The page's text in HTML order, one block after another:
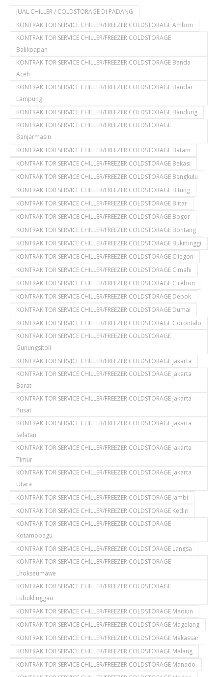
JUAL CHILLER / COLDSTORAGE DI PADANG
KONTRAK TOR SERVICE CHILLER/FREEZER COLDSTORAGE Ambon
KONTRAK TOR SERVICE CHILLER/FREEZER COLDSTORAGE
Balikpapan
KONTRAK TOR SERVICE CHILLER/FREEZER COLDSTORAGE Banda
Aceh
KONTRAK TOR SERVICE CHILLER/FREEZER COLDSTORAGE Bandar
Lampung
KONTRAK TOR SERVICE CHILLER/FREEZER COLDSTORAGE Bandung
KONTRAK TOR SERVICE CHILLER/FREEZER COLDSTORAGE
Banjarmasin
KONTRAK TOR SERVICE CHILLER/FREEZER COLDSTORAGE Batam
KONTRAK TOR SERVICE CHILLER/FREEZER COLDSTORAGE Bekasi
KONTRAK TOR SERVICE CHILLER/FREEZER COLDSTORAGE Bengkulu
KONTRAK TOR SERVICE CHILLER/FREEZER COLDSTORAGE Bitung
KONTRAK TOR SERVICE CHILLER/FREEZER COLDSTORAGE Blitar
KONTRAK TOR SERVICE CHILLER/FREEZER COLDSTORAGE Bogor
KONTRAK TOR SERVICE CHILLER/FREEZER COLDSTORAGE Bontang
KONTRAK TOR SERVICE CHILLER/FREEZER COLDSTORAGE Bukittinggi
KONTRAK TOR SERVICE CHILLER/FREEZER COLDSTORAGE Cilegon
KONTRAK TOR SERVICE CHILLER/FREEZER COLDSTORAGE Cimahi
KONTRAK TOR SERVICE CHILLER/FREEZER COLDSTORAGE Cirebon
KONTRAK TOR SERVICE CHILLER/FREEZER COLDSTORAGE Depok
KONTRAK TOR SERVICE CHILLER/FREEZER COLDSTORAGE Dumai
KONTRAK TOR SERVICE CHILLER/FREEZER COLDSTORAGE Gorontalo
KONTRAK TOR SERVICE CHILLER/FREEZER COLDSTORAGE
Gunungsitoli
KONTRAK TOR SERVICE CHILLER/FREEZER COLDSTORAGE Jakarta
KONTRAK TOR SERVICE CHILLER/FREEZER COLDSTORAGE Jakarta
Barat
KONTRAK TOR SERVICE CHILLER/FREEZER COLDSTORAGE Jakarta
Pusat
KONTRAK TOR SERVICE CHILLER/FREEZER COLDSTORAGE Jakarta
Selatan
KONTRAK TOR SERVICE CHILLER/FREEZER COLDSTORAGE Jakarta
Timur
KONTRAK TOR SERVICE CHILLER/FREEZER COLDSTORAGE Jakarta
Utara
KONTRAK TOR SERVICE CHILLER/FREEZER COLDSTORAGE Jambi
KONTRAK TOR SERVICE CHILLER/FREEZER COLDSTORAGE Kediri
KONTRAK TOR SERVICE CHILLER/FREEZER COLDSTORAGE
Kotamobagu
KONTRAK TOR SERVICE CHILLER/FREEZER COLDSTORAGE Langsa
KONTRAK TOR SERVICE CHILLER/FREEZER COLDSTORAGE
Lhokseumawe
KONTRAK TOR SERVICE CHILLER/FREEZER COLDSTORAGE
Lubuklinggau
KONTRAK TOR SERVICE CHILLER/FREEZER COLDSTORAGE Madiun
KONTRAK TOR SERVICE CHILLER/FREEZER COLDSTORAGE Magelang
KONTRAK TOR SERVICE CHILLER/FREEZER COLDSTORAGE Makassar
KONTRAK TOR SERVICE CHILLER/FREEZER COLDSTORAGE Malang
KONTRAK TOR SERVICE CHILLER/FREEZER COLDSTORAGE Manado